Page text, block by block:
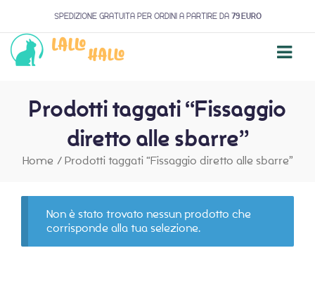
SPEDIZIONE GRATUITA PER ORDINI A PARTIRE DA 79 EURO
Prodotti taggati “Fissaggio
diretto alle sbarre”
Home / Prodotti taggati “Fissaggio diretto alle sbarre”
Non è stato trovato nessun prodotto che
corrisponde alla tua selezione.